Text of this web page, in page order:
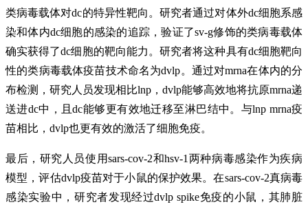
类病毒载体对dc的特异性靶向。研究者通过对体外dc细胞系感
染和体内dc细胞的感染的追踪，验证了sv-g修饰的类病毒载体
确实获得了dc细胞的靶向能力。研究者将这种具有dc细胞靶向
性的类病毒载体疫苗技术命名为dvlp。通过对mrna在体内的分
布检测，研究人员发现相比lnp，dvlp能够高效地将抗原mrna递
送进dc中，且dc能够更有效地迁移至淋巴结中。与lnp mrna疫
苗相比，dvlp也更有效的激活了细胞免疫。
最后，研究人员使用sars-cov-2和hsv-1两种病毒感染作为疾病
模型，评估dvlp疫苗对于小鼠的保护效果。在sars-cov-2真病毒
感染实验中，研究者发现经过dvlp spike免疫的小鼠，其肺脏